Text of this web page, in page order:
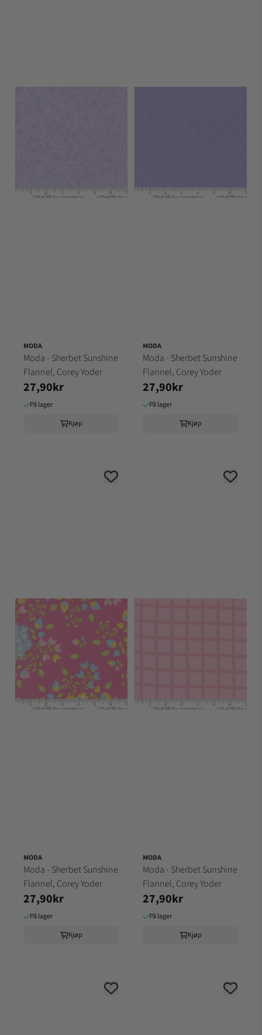
MODA
Moda - Sherbet Sunshine
Flannel, Corey Yoder
27,90kr
På lager
Kjøp
MODA
Moda - Sherbet Sunshine
Flannel, Corey Yoder
27,90kr
På lager
Kjøp
MODA
Moda - Sherbet Sunshine
Flannel, Corey Yoder
27,90kr
På lager
Kjøp
MODA
Moda - Sherbet Sunshine
Flannel, Corey Yoder
27,90kr
På lager
Kjøp